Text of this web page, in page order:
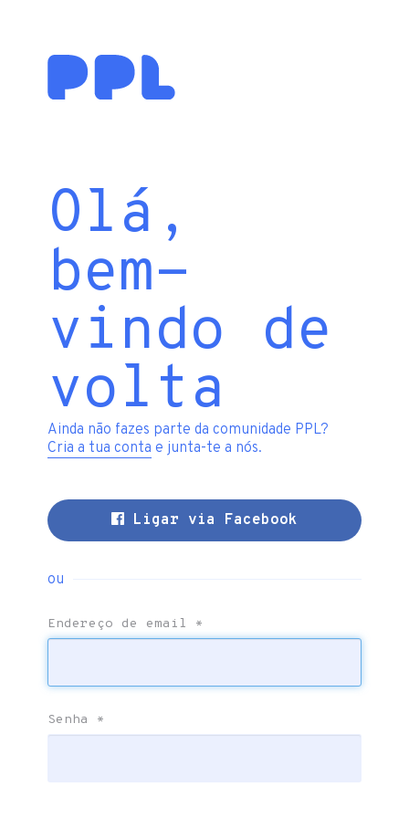
Olá,
bem-
vindo de
volta
Ainda não fazes parte da comunidade PPL?
Cria a tua conta e junta-te a nós.
Ligar via Facebook
ou
Endereço de email *
Senha *